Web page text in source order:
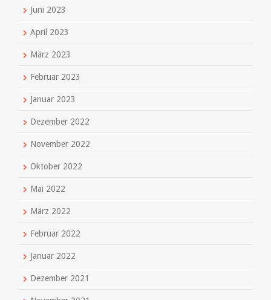
Juni 2023
April 2023
März 2023
Februar 2023
Januar 2023
Dezember 2022
November 2022
Oktober 2022
Mai 2022
März 2022
Februar 2022
Januar 2022
Dezember 2021